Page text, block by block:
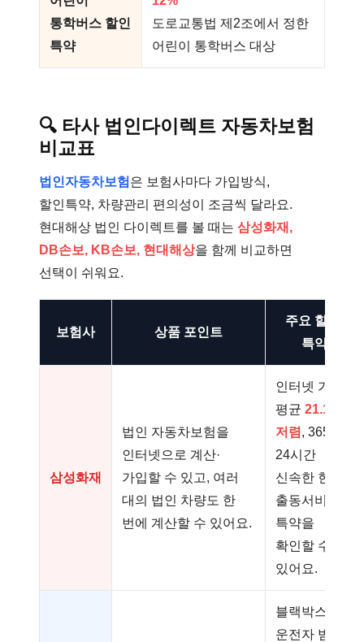
통학버스 할인
특약
도로교통법 제2조에서 정한
어린이 통학버스 대상
🔍 타사 법인다이렉트 자동차보험
비교표
법인자동차보험 은 보험사마다 가입방식,
할인특약, 차량관리 편의성이 조금씩 달라요.
현대해상 법인 다이렉트를 볼 때는 삼성화재,
DB손보, KB손보, 현대해상을 함께 비교하면
선택이 쉬워요.
보험사 상품 포인트
주요 할인·
특약
삼성화재
법인 자동차보험을
인터넷으로 계산·
가입할 수 있고, 여러
대의 법인 차량도 한
번에 계산할 수 있어요.
인터넷 가입
평균 21.1%
저렴 , 365일
24시간
신속한 현장
출동서비스
특약을
확인할 수
있어요.
블랙박스,
운전자 범위,